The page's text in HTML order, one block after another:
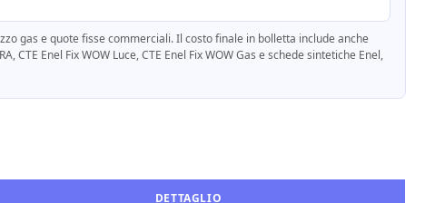
gas e quote fisse commerciali. Il costo finale in bolletta include anche
Enel Fix WOW Luce, CTE Enel Fix WOW Gas e schede sintetiche Enel,
DETTAGLIO